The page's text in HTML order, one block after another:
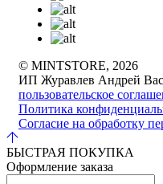
© MINTSTORE, 2026
ИП Журавлев Андрей
пользовательское
Политика
Согласие на обработку
БЫСТРАЯ ПОКУПКА
Оформление заказа